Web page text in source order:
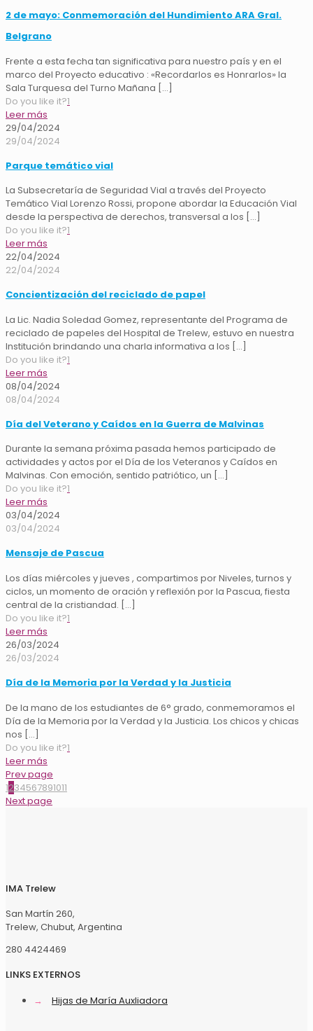
2 de mayo: Conmemoración del Hundimiento ARA Gral.
Belgrano
Frente a esta fecha tan significativa para nuestro país y en el
marco del Proyecto educativo : «Recordarlos es Honrarlos» la
Sala Turquesa del Turno Mañana […]
Do you like it?1
Leer más
29/04/2024
29/04/2024
Parque temático vial
La Subsecretaría de Seguridad Vial a través del Proyecto
Temático Vial Lorenzo Rossi, propone abordar la Educación Vial
desde la perspectiva de derechos, transversal a los […]
Do you like it?1
Leer más
22/04/2024
22/04/2024
Concientización del reciclado de papel
La Lic. Nadia Soledad Gomez, representante del Programa de
reciclado de papeles del Hospital de Trelew, estuvo en nuestra
Institución brindando una charla informativa a los […]
Do you like it?1
Leer más
08/04/2024
08/04/2024
Día del Veterano y Caídos en la Guerra de Malvinas
Durante la semana próxima pasada hemos participado de
actividades y actos por el Día de los Veteranos y Caídos en
Malvinas. Con emoción, sentido patriótico, un […]
Do you like it?1
Leer más
03/04/2024
03/04/2024
Mensaje de Pascua
Los días miércoles y jueves , compartimos por Niveles, turnos y
ciclos, un momento de oración y reflexión por la Pascua, fiesta
central de la cristiandad. […]
Do you like it?1
Leer más
26/03/2024
26/03/2024
Día de la Memoria por la Verdad y la Justicia
De la mano de los estudiantes de 6° grado, conmemoramos el
Día de la Memoria por la Verdad y la Justicia. Los chicos y chicas
nos […]
Do you like it?1
Leer más
Prev page
1234567891011
Next page
IMA Trelew
San Martín 260,
Trelew, Chubut, Argentina
280 4424469
LINKS EXTERNOS
→
Hijas de María Auxliadora